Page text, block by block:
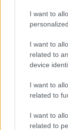
I want to
I want to
related to
device
I want to
related to
I want to
related to
ΑΙΧΜΕΣ:
άλλες
Το Καλοκαίρι
προορισμό
ξεκινήσει
ορισμένοι
παρόν.
κυβέρνηση,